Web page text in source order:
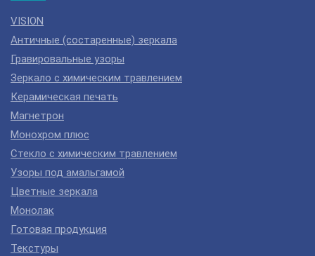
VISION
Античные (состаренные) зеркала
Гравировальные узоры
Зеркало с химическим травлением
Керамическая печать
Магнетрон
Монохром плюс
Стекло с химическим травлением
Узоры под амальгамой
Цветные зеркала
Монолак
Готовая продукция
Текстуры